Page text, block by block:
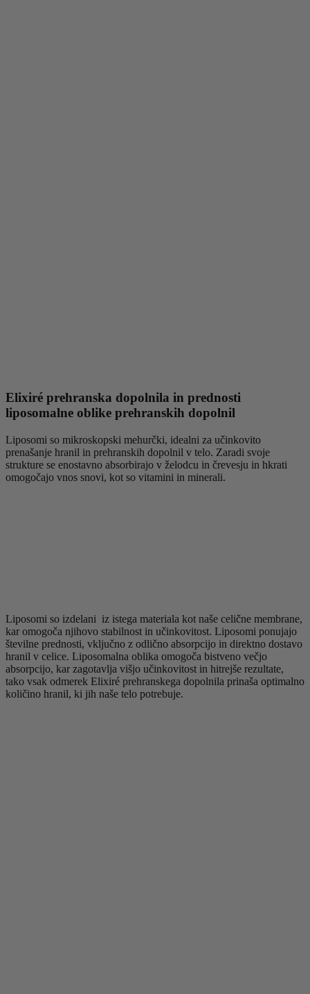
Elixiré prehranska dopolnila in prednosti
liposomalne oblike prehranskih dopolnil
Liposomi so mikroskopski mehurčki, idealni za učinkovito
prenašanje hranil in prehranskih dopolnil v telo. Zaradi svoje
strukture se enostavno absorbirajo v želodcu in črevesju in hkrati
omogočajo vnos snovi, kot so vitamini in minerali.
Liposomi so izdelani iz istega materiala kot naše celične membrane,
kar omogoča njihovo stabilnost in učinkovitost. Liposomi ponujajo
številne prednosti, vključno z odlično absorpcijo in direktno dostavo
hranil v celice. Liposomalna oblika omogoča bistveno večjo
absorpcijo, kar zagotavlja višjo učinkovitost in hitrejše rezultate,
tako vsak odmerek Elixiré prehranskega dopolnila prinaša optimalno
količino hranil, ki jih naše telo potrebuje.